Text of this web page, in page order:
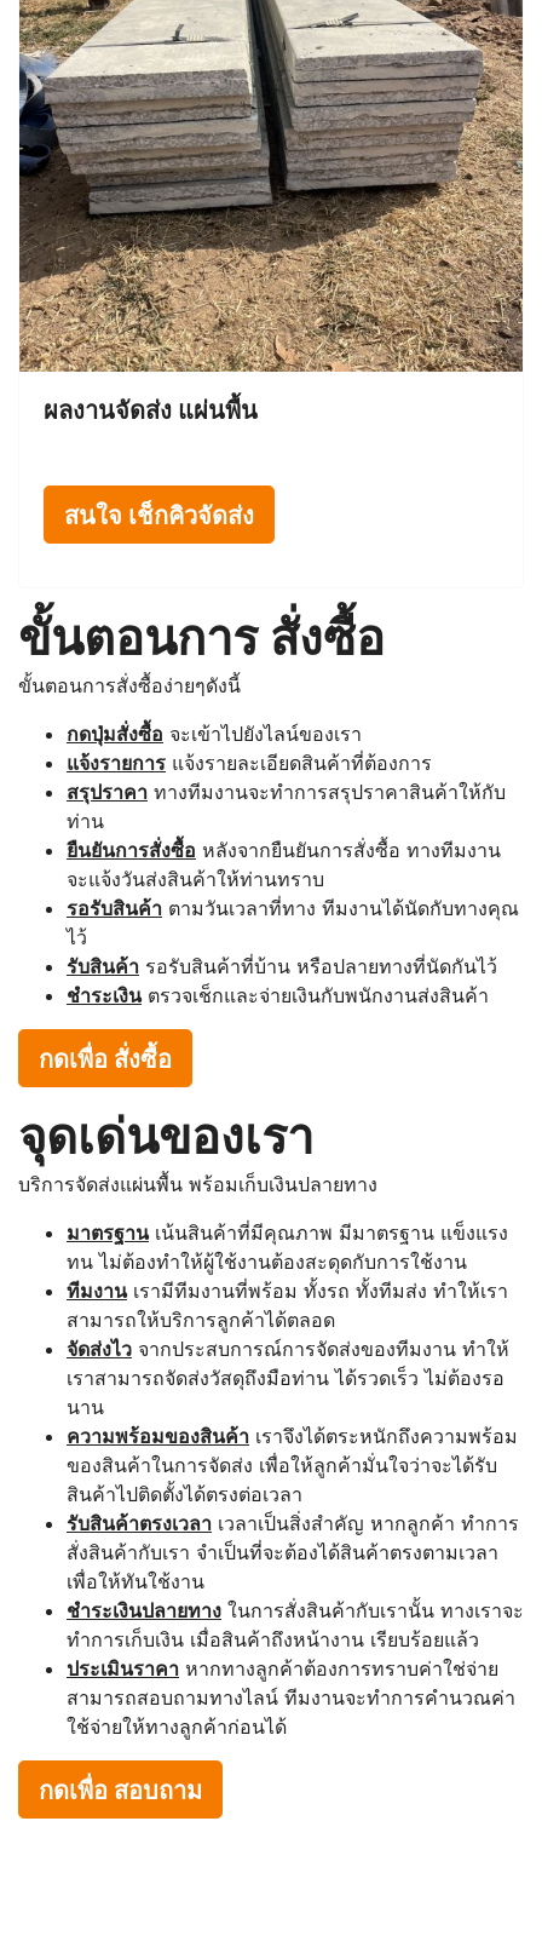
ผลงานจัดส่ง แผ่นพื้น
สนใจ เช็กคิวจัดส่ง
ขั้นตอนการ สั่งซื้อ
ขั้นตอนการสั่งซื้อง่ายๆดังนี้
กดปุ่มสั่งซื้อ จะเข้าไปยังไลน์ของเรา
แจ้งรายการ แจ้งรายละเอียดสินค้าที่ต้องการ
สรุปราคา ทางทีมงานจะทำการสรุปราคาสินค้าให้กับ
ท่าน
ยืนยันการสั่งซื้อ หลังจากยืนยันการสั่งซื้อ ทางทีมงาน
จะแจ้งวันส่งสินค้าให้ท่านทราบ
รอรับสินค้า ตามวันเวลาที่ทาง ทีมงานได้นัดกับทางคุณ
ไว้
รับสินค้า รอรับสินค้าที่บ้าน หรือปลายทางที่นัดกันไว้
ชำระเงินตรวจเช็กและจ่ายเงินกับพนักงานส่งสินค้า
กดเพื่อ สั่งซื้อ
จุดเด่นของเรา
บริการจัดส่งแผ่นพื้น พร้อมเก็บเงินปลายทาง
มาตรฐานเน้นสินค้าที่มีคุณภาพ มีมาตรฐาน แข็งแรง
ทน ไม่ต้องทำให้ผู้ใช้งานต้องสะดุดกับการใช้งาน
ทีมงานเรามีทีมงานที่พร้อม ทั้งรถ ทั้งทีมส่ง ทำให้เรา
สามารถให้บริการลูกค้าได้ตลอด
จัดส่งไว จากประสบการณ์การจัดส่งของทีมงาน ทำให้
เราสามารถจัดส่งวัสดุถึงมือท่าน ได้รวดเร็ว ไม่ต้องรอ
นาน
ความพร้อมของสินค้า เราจึงได้ตระหนักถึงความพร้อม
ของสินค้าในการจัดส่ง เพื่อให้ลูกค้ามั่นใจว่าจะได้รับ
สินค้าไปติดตั้งได้ตรงต่อเวลา
รับสินค้าตรงเวลา เวลาเป็นสิ่งสำคัญ หากลูกค้า ทำการ
สั่งสินค้ากับเรา จำเป็นที่จะต้องได้สินค้าตรงตามเวลา
เพื่อให้ทันใช้งาน
ชำระเงินปลายทาง ในการสั่งสินค้ากับเรานั้น ทางเราจะ
ทำการเก็บเงิน เมื่อสินค้าถึงหน้างาน เรียบร้อยแล้ว
ประเมินราคา หากทางลูกค้าต้องการทราบค่าใช่จ่าย
สามารถสอบถามทางไลน์ ทีมงานจะทำการคำนวณค่า
ใช้จ่ายให้ทางลูกค้าก่อนได้
กดเพื่อ สอบถาม